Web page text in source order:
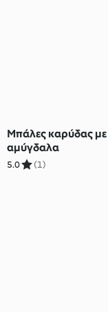
Μπάλες καρύδας με
αμύγδαλα
5.0 (1)